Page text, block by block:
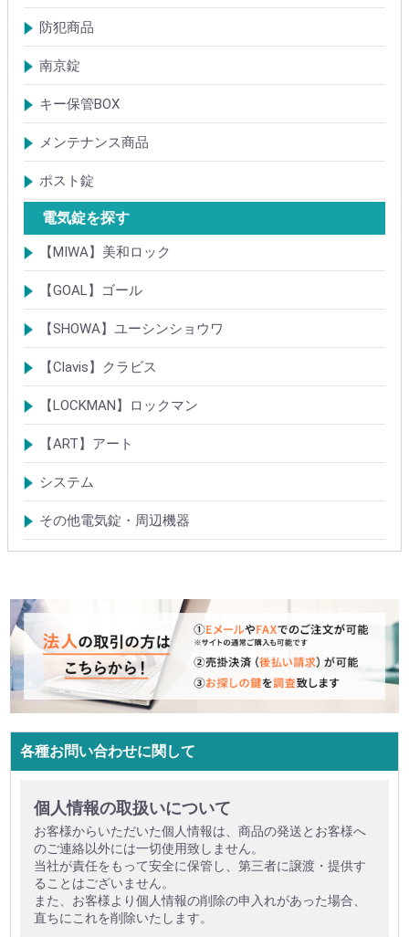
ドアガード
ドアチェーン
クレセント錠
丁番
フランス落とし
ドアクローザ
防犯商品
防犯簡易錠
防犯サムターン
ガードプレート・Lフロント
その他
南京錠
【ALPHA】アルファ
【ABUS】アバス
その他
キー保管BOX
大型キーBOX
小型キーBOX
メンテナンス商品
鍵の潤滑剤
サッシ調整ツール
ポスト錠
【Tajima(MET)】
【DAIKEN】
【コーワソニア】
【キョーワナスタ】
【リンタツ】
その他
電気錠を探す
【MIWA】美和ロック
電気錠・電気ストライク
通電金具
制御器・操作器
電材・その他
BANシリーズ
非接触キー・IDカード
Raccessシリーズ
ノンタッチシリーズ
iELシリーズ
FKL・FeliCa・MIFARE
キースイッチ
補修品・代替品
【GOAL】ゴール
電気錠
通電金具
電気錠システム製品
キースイッチ
【SHOWA】ユーシンショウワ
電気錠・電気ストライク
電気錠システム製品
キースイッチ
【Clavis】クラビス
電気錠
電気錠システム製品
Tebra(ハンズフリー)
キースイッチ
【LOCKMAN】ロックマン
電磁式電気錠
電磁錠取付ブラケット
電気錠システム製品
【ART】アート
電気錠システム
入退管理システム
システム
テンキーシステム
静脈認証システム
ICカード認証システム
その他電気錠・周辺機器
各種お問い合わせに関して
個人情報の取扱いについて
お客様からいただいた個人情報は、商品の発送とお客様へ
のご連絡以外には一切使用致しません。
当社が責任をもって安全に保管し、第三者に譲渡・提供す
ることはございません。
また、お客様より個人情報の削除の申入れがあった場合、
直ちにこれを削除いたします。